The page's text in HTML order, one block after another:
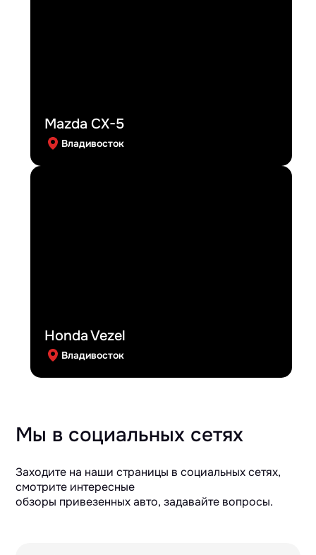
Mazda CX-5
Владивосток
Honda Vezel
Владивосток
Мы в социальных сетях
Заходите на наши страницы в социальных сетях,
смотрите интересные
обзоры привезенных авто, задавайте вопросы.